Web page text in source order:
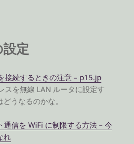
定
接続するときの注意 – p15.jp
スを無線 LAN ルータに設定す
うなるのかな。
通信を WiFi に制限する方法 – 今
れ